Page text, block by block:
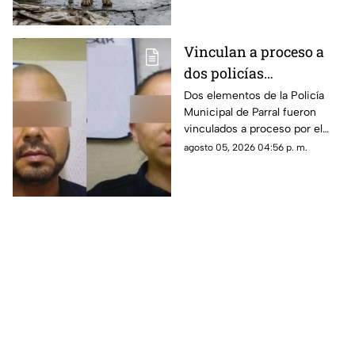
Vinculan a proceso a
dos policías
municipales por
homicidio
imprudencial en Parral
Dos elementos de la Policía
Municipal de Parral fueron
vinculados a proceso por el
presunto delito de homicidio
agosto 05, 2026 04:56 p. m.